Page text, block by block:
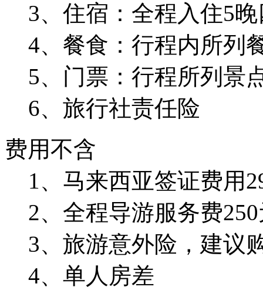
3、住宿：全程入住5
4、餐食：行程内所列
5、门票：行程所列景
6、旅行社责任险
费用不含
1、马来西亚签证费用
2、全程导游服务费
3、旅游意外险，建议
4、单人房差